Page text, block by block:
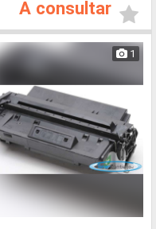
A consultar
1